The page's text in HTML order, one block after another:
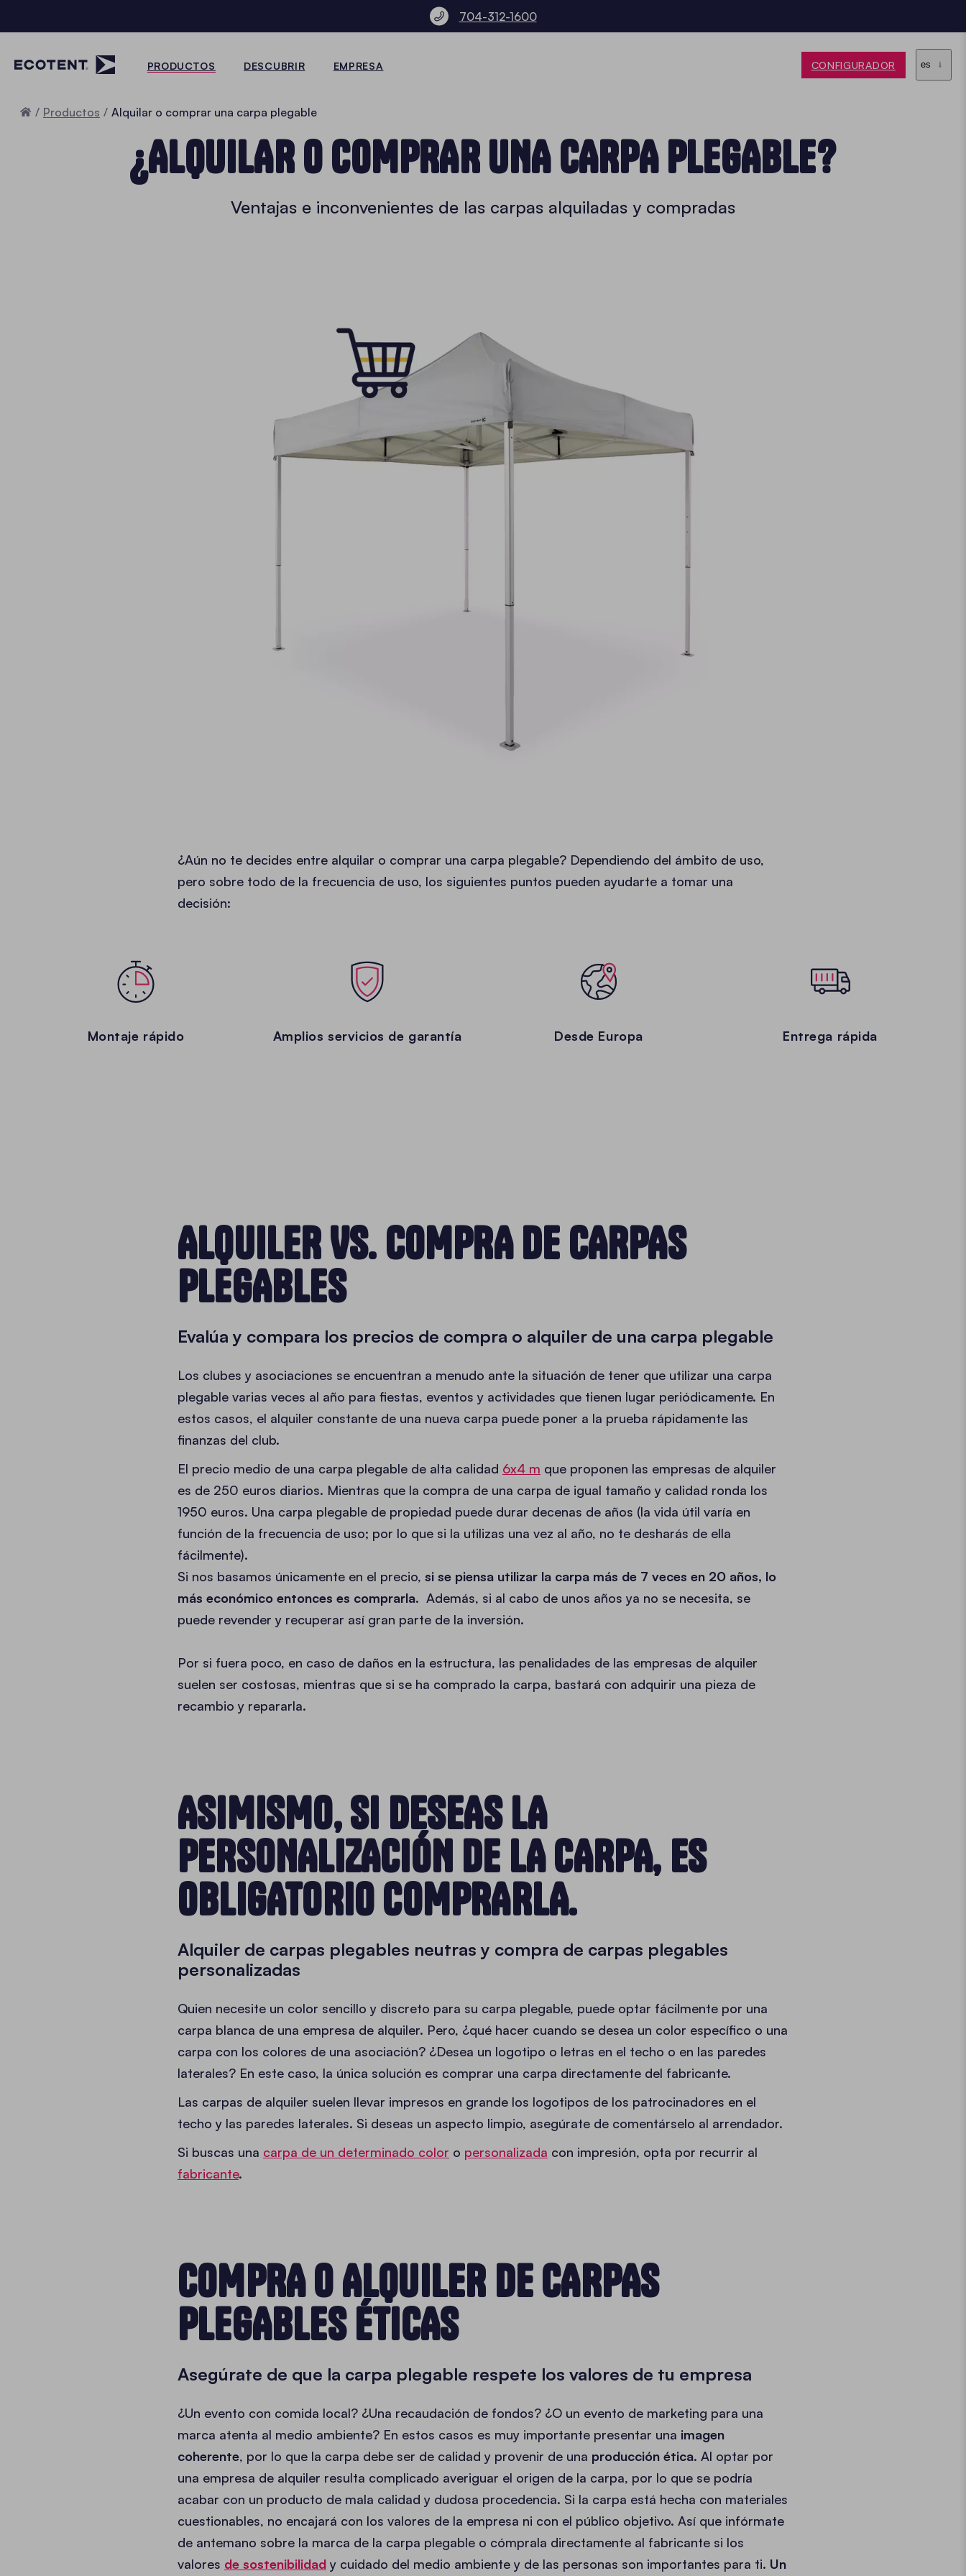
704-312-1600
PRODUCTOS DESCUBRIR EMPRESA CONFIGURADOR es
Inicio
Productos Alquilar o comprar una carpa plegable
¿ALQUILAR O COMPRAR UNA CARPA PLEGABLE?
Ventajas e inconvenientes de las carpas alquiladas y compradas
¿Aún no te decides entre alquilar o comprar una carpa plegable? Dependiendo del ámbito de uso,
pero sobre todo de la frecuencia de uso, los siguientes puntos pueden ayudarte a tomar una
decisión:
Montaje rápido Amplios servicios de garantía Desde Europa Entrega rápida
ALQUILER VS. COMPRA DE CARPAS
PLEGABLES
Evalúa y compara los precios de compra o alquiler de una carpa plegable
Los clubes y asociaciones se encuentran a menudo ante la situación de tener que utilizar una carpa
plegable varias veces al año para fiestas, eventos y actividades que tienen lugar periódicamente. En
estos casos, el alquiler constante de una nueva carpa puede poner a la prueba rápidamente las
finanzas del club.
El precio medio de una carpa plegable de alta calidad 6x4 m que proponen las empresas de alquiler
es de 250 euros diarios. Mientras que la compra de una carpa de igual tamaño y calidad ronda los
1950 euros. Una carpa plegable de propiedad puede durar decenas de años (la vida útil varía en
función de la frecuencia de uso; por lo que si la utilizas una vez al año, no te desharás de ella
fácilmente).
Si nos basamos únicamente en el precio, si se piensa utilizar la carpa más de 7 veces en 20 años, lo
más económico entonces es comprarla. Además, si al cabo de unos años ya no se necesita, se
puede revender y recuperar así gran parte de la inversión.
Por si fuera poco, en caso de daños en la estructura, las penalidades de las empresas de alquiler
suelen ser costosas, mientras que si se ha comprado la carpa, bastará con adquirir una pieza de
recambio y repararla.
ASIMISMO, SI DESEAS LA
PERSONALIZACIÓN DE LA CARPA, ES
OBLIGATORIO COMPRARLA.
Alquiler de carpas plegables neutras y compra de carpas plegables
personalizadas
Quien necesite un color sencillo y discreto para su carpa plegable, puede optar fácilmente por una
carpa blanca de una empresa de alquiler. Pero, ¿qué hacer cuando se desea un color específico o una
carpa con los colores de una asociación? ¿Desea un logotipo o letras en el techo o en las paredes
laterales? En este caso, la única solución es comprar una carpa directamente del fabricante.
Las carpas de alquiler suelen llevar impresos en grande los logotipos de los patrocinadores en el
techo y las paredes laterales. Si deseas un aspecto limpio, asegúrate de comentárselo al arrendador.
Si buscas una carpa de un determinado color o personalizada con impresión, opta por recurrir al
fabricante.
COMPRA O ALQUILER DE CARPAS
PLEGABLES ÉTICAS
Asegúrate de que la carpa plegable respete los valores de tu empresa
¿Un evento con comida local? ¿Una recaudación de fondos? ¿O un evento de marketing para una
marca atenta al medio ambiente? En estos casos es muy importante presentar una imagen
coherente, por lo que la carpa debe ser de calidad y provenir de una producción ética. Al optar por
una empresa de alquiler resulta complicado averiguar el origen de la carpa, por lo que se podría
acabar con un producto de mala calidad y dudosa procedencia. Si la carpa está hecha con materiales
cuestionables, no encajará con los valores de la empresa ni con el público objetivo. Así que infórmate
de antemano sobre la marca de la carpa plegable o cómprala directamente al fabricante si los
valores de sostenibilidad y cuidado del medio ambiente y de las personas son importantes para ti. Un